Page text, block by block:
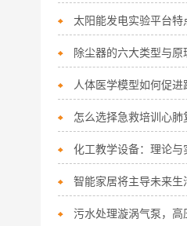
太阳能发电实验平台特
除尘器的六大类型与原
怎么选择急救培训心肺
化工教学设备：理论与
智能家居将主导未来生
污水处理漩涡气泵，高